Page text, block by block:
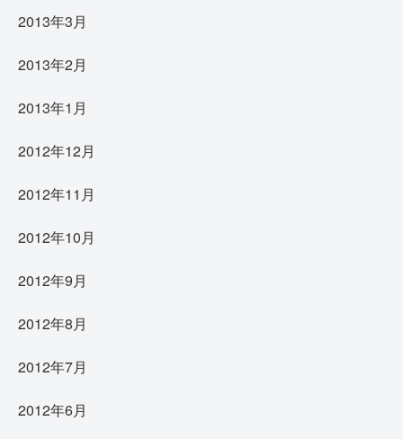
2013年3月
2013年2月
2013年1月
2012年12月
2012年11月
2012年10月
2012年9月
2012年8月
2012年7月
2012年6月